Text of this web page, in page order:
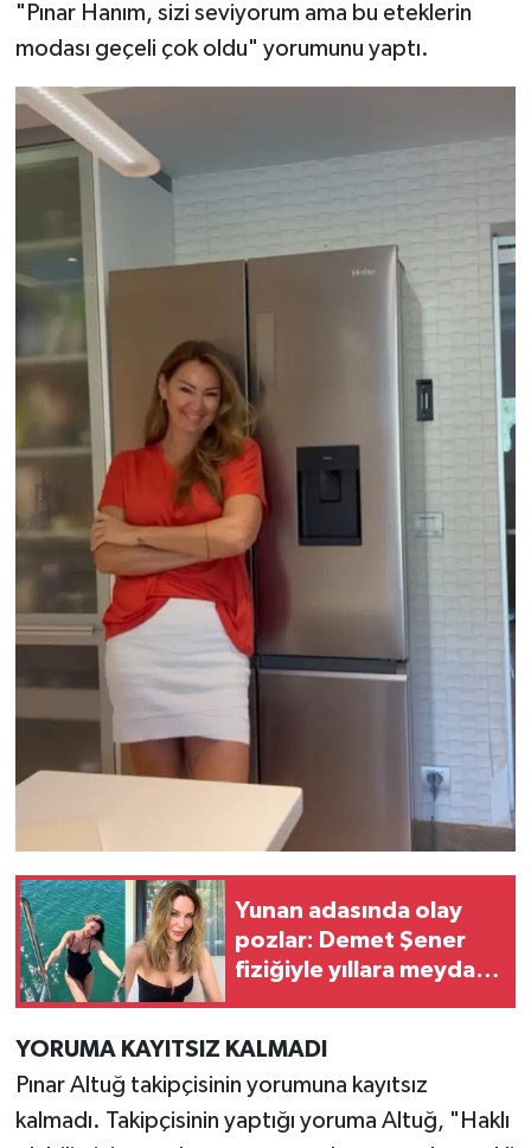
"Pınar Hanım, sizi seviyorum ama bu eteklerin
modası geçeli çok oldu" yorumunu yaptı.
Yunan adasında olay
pozlar: Demet Şener
fiziğiyle yıllara meydan
YORUMA KAYITSIZ KALMADI
Pınar Altuğ takipçisinin yorumuna kayıtsız
kalmadı. Takipçisinin yaptığı yoruma Altuğ, "Haklı